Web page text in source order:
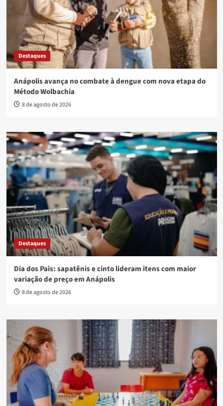
Destaques
Anápolis avança no combate à dengue com nova etapa do
Método Wolbachia
8 de agosto de 2026
Destaques
Dia dos Pais: sapatênis e cinto lideram itens com maior
variação de preço em Anápolis
8 de agosto de 2026